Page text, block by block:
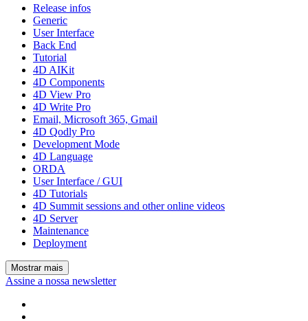
Release infos
Generic
User Interface
Back End
Tutorial
4D AIKit
4D Components
4D View Pro
4D Write Pro
Email, Microsoft 365, Gmail
4D Qodly Pro
Development Mode
4D Language
ORDA
User Interface / GUI
4D Tutorials
4D Summit sessions and other online videos
4D Server
Maintenance
Deployment
Mostrar mais
Assine a nossa newsletter